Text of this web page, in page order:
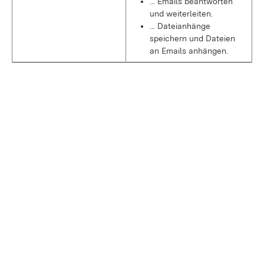
und weiterleiten.
... Dateianhänge
speichern und Dateien
an Emails anhängen.